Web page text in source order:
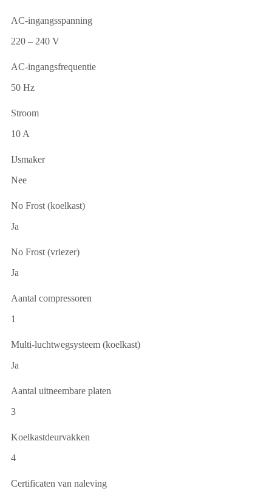
AC-ingangsspanning
220 – 240 V
AC-ingangsfrequentie
50 Hz
Stroom
10 A
IJsmaker
Nee
No Frost (koelkast)
Ja
No Frost (vriezer)
Ja
Aantal compressoren
1
Multi-luchtwegsysteem (koelkast)
Ja
Aantal uitneembare platen
3
Koelkastdeurvakken
4
Certificaten van naleving